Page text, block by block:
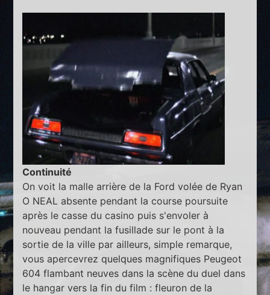
Continuité
On voit la malle arrière de la Ford volée de Ryan
O NEAL absente pendant la course poursuite
après le casse du casino puis s'envoler à
nouveau pendant la fusillade sur le pont à la
sortie de la ville par ailleurs, simple remarque,
vous apercevrez quelques magnifiques Peugeot
604 flambant neuves dans la scène du duel dans
le hangar vers la fin du film : fleuron de la